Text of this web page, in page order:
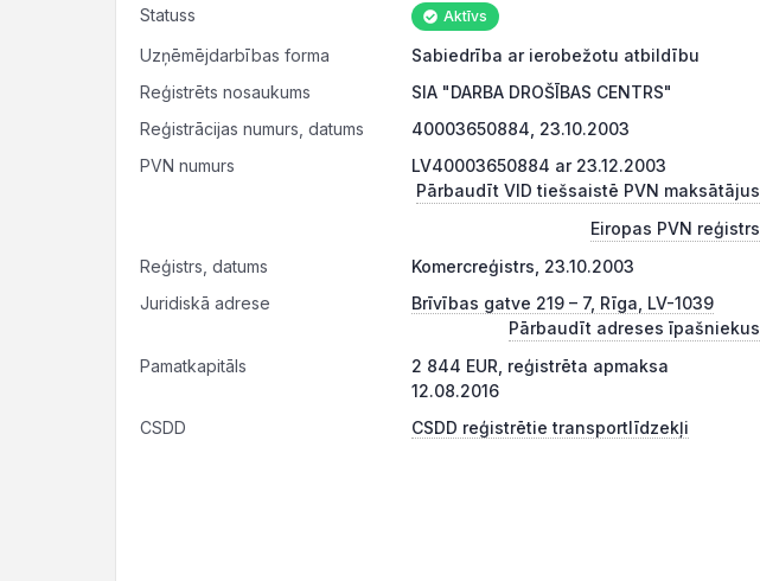
Statuss Aktīvs
Uzņēmējdarbības forma
Sabiedrība ar ierobežotu atbildību
Reģistrēts nosaukums
SIA "DARBA DROŠĪBAS CENTRS"
Reģistrācijas numurs, datums
40003650884, 23.10.2003
PVN numurs
LV40003650884 ar 23.12.2003
Pārbaudīt VID tiešsaistē PVN maksātājus
Eiropas PVN reģistrs
Reģistrs, datums
Komercreģistrs, 23.10.2003
Juridiskā adrese
Brīvības gatve 219 – 7, Rīga, LV-1039
Pārbaudīt adreses īpašniekus
Pamatkapitāls
2 844 EUR, reģistrēta apmaksa
12.08.2016
CSDD
CSDD reģistrētie transportlīdzekļi